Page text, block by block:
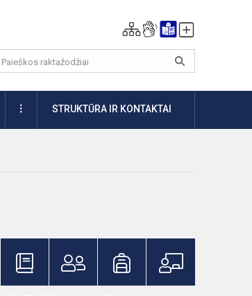
DAUGIAUSTRUKTŪRA IR KONTAKTAI